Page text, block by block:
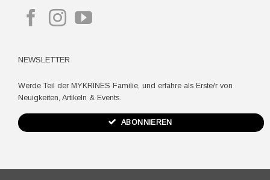
NEWSLETTER
Werde Teil der MYKRINES Familie, und erfahre als Erste/r von
Neuigkeiten, Artikeln & Events.
ABONNIEREN